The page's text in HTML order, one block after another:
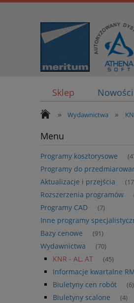
Sklep Nowości
» Wydawnictwa »
Menu
Programy kosztorysowe
Programy do
Aktualizacje i przejścia
Rozszerzenia programów
Programy CAD (7)
Inne programy
Bazy cenowe (91)
Wydawnictwa (70)
KNR - AL, AT (45)
Informacje kwartalne
Biuletyny cen robót (6)
Biuletyny scalone (4)